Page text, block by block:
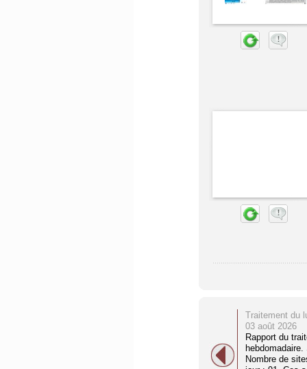
Traitement du
03 août 2026
Rapport du
Nombre de